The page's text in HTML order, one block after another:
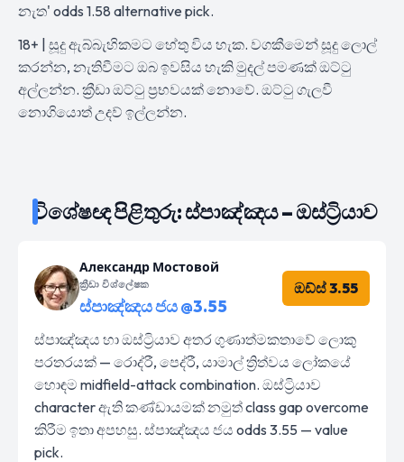
නැත' odds 1.58 alternative pick.
18+ | සූදු ඇබ්බැහිකමට හේතු විය හැක. වගකීමෙන් සූදු ලොල්
කරන්න, නැතිවීමට ඔබ ඉවසිය හැකි මුදල් පමණක් ඔට්ටු
අල්ලන්න. ක්‍රීඩා ඔට්ටු ප්‍රභවයක් නොවේ. ඔට්ටු ගැලවී
නොගියොත් උදව් ඉල්ලන්න.
විශේෂඥ පිළිතුරු: ස්පාඤ්ඤය – ඔස්ට්‍රියාව
Александр Мостовой
ක්‍රීඩා විශ්ලේෂක
ස්පාඤ්ඤය ජය @3.55
ඔඩ්ස් 3.55
ස්පාඤ්ඤය හා ඔස්ට්‍රියාව අතර ගුණාත්මකතාවේ ලොකු
පරතරයක් — රොද්රී, පෙද්රී, යාමාල් ත්‍රිත්වය ලෝකයේ
හොඳම midfield-attack combination. ඔස්ට්‍රියාව
character ඇති කණ්ඩායමක් නමුත් class gap overcome
කිරීම ඉතා අපහසු. ස්පාඤ්ඤය ජය odds 3.55 — value
pick.